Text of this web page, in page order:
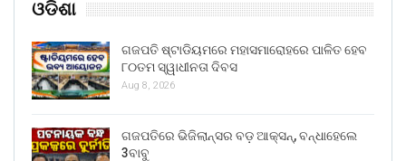
ଓଡିଶା
ଗଜପତି ଷ୍ଟାଡିୟମରେ ମହାସମାରୋହରେ ପାଳିତ ହେବ
୮୦ତମ ସ୍ୱାଧୀନତା ଦିବସ
Aug 8, 2026
ଗଜପତିରେ ଭିଜିଲାନ୍ସର ବଡ଼ ଆକ୍ସନ୍, ବନ୍ଧାହେଲେ
3ବାବୁ